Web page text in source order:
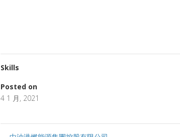
Skills
Posted on
4 1 月, 2021